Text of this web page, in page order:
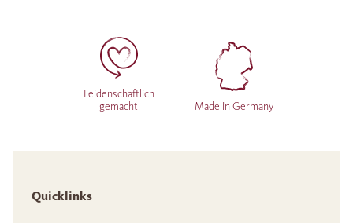
Leidenschaftlich
gemacht
Made in Germany
Quicklinks